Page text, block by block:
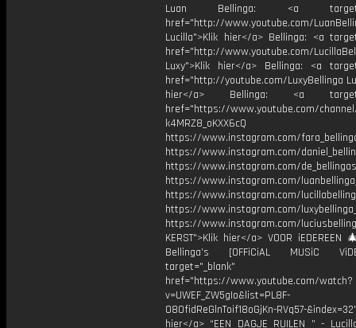
Luan Bellinga: <a
href="http://www.youtube.com/
Lucilla">Klik hier</a> Bellinga: <a
href="http://www.youtube.com/
Luxy">Klik hier</a> Bellinga: <a
href="http://youtube.com/LuxyBellinga
hier</a> Bellinga: <a
href="https://www.youtube.com/
k4MRZ8_oKXX6cQ
https://www.instagram.com/
https://www.instagram.com/
https://www.instagram.com/
https://www.instagram.com/
https://www.instagram.com/
https://www.instagram.com/
https://www.instagram.com/
KERST">Klik hier</a> VOOR
Bellinga’s [OFFiCiAL MUSiC
target="_blank"
href="https://www.youtube.com/watch?
v=UWEF_ZW5gIo&list=PL8F-
O8OfidReGlnToif18oGjKn-RVq57-
hier</a> “EEN DAGJE RUILEN ” -